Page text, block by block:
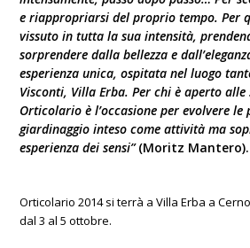
e riappropriarsi del proprio tempo. Per
vissuto in tutta la sua intensità,
sorprendere dalla bellezza e
esperienza unica, ospitata nel luogo
Visconti, Villa Erba. Per chi è aperto alle
Orticolario è l’occasione per evolvere le
giardinaggio inteso come attività ma
esperienza dei sensi”(Moritz Mantero).
Orticolario 2014 si terrà a Villa Erba a
dal 3 al 5 ottobre.